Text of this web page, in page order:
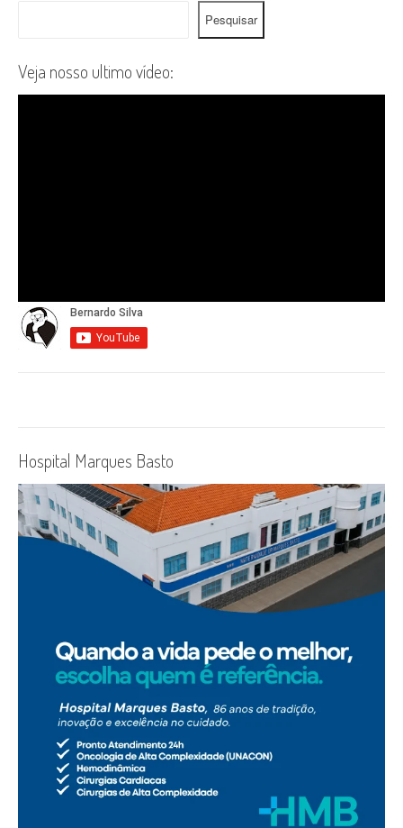
Pesquisar
Veja nosso ultimo vídeo:
Hospital Marques Basto